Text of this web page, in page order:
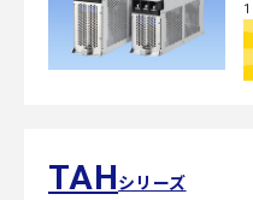
TAHシリーズ